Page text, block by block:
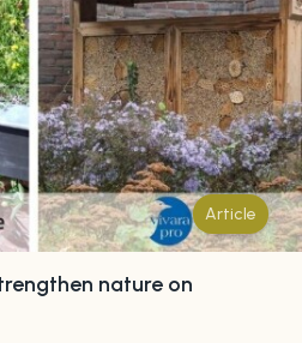
Article
nature on